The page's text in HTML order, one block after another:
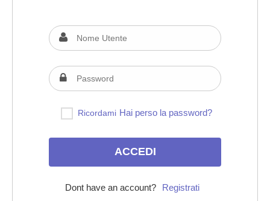
Ricordami Hai perso la password?
Dont have an account? Registrati